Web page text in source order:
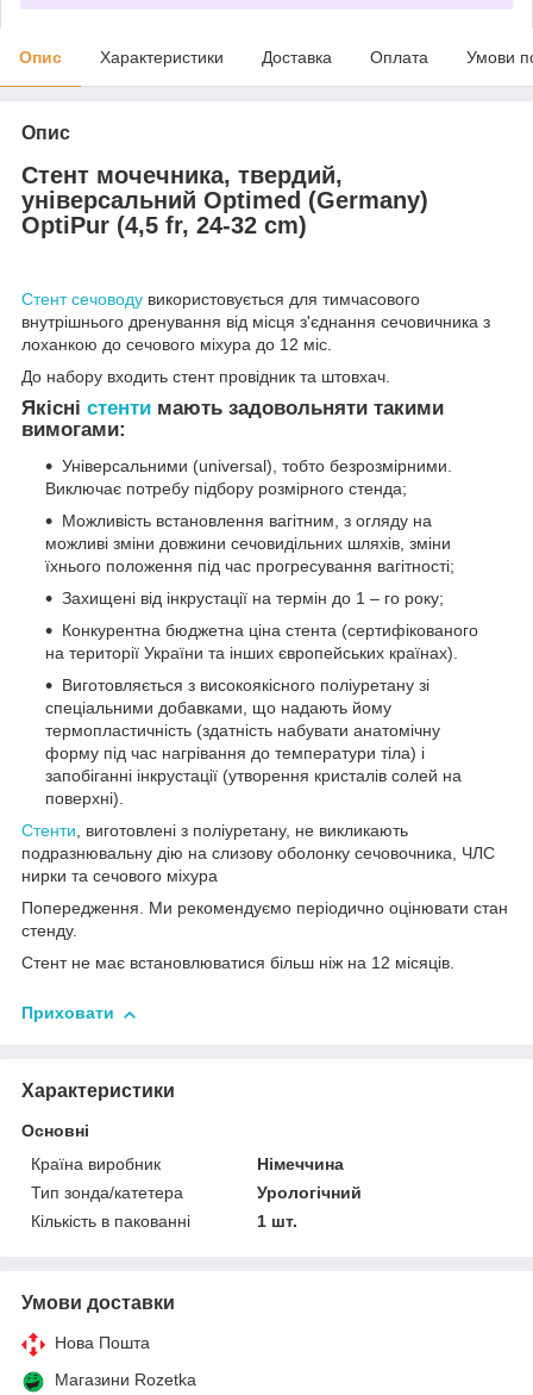
Опис Характеристики Доставка Оплата Умови
Опис
Стент мочечника, твердий,
універсальний Optimed (Germany)
OptiPur (4,5 fr, 24-32 cm)
Стент сечоводу використовується для тимчасового
внутрішнього дренування від місця з'єднання сечовичника з
лоханкою до сечового міхура до 12 міс.
До набору входить стент провідник та штовхач.
Якісні стенти мають задовольняти такими
вимогами:
Універсальними (universal), тобто безрозмірними.
Виключає потребу підбору розмірного стенда;
Можливість встановлення вагітним, з огляду на
можливі зміни довжини сечовидільних шляхів, зміни
їхнього положення під час прогресування вагітності;
Захищені від інкрустації на термін до 1 – го року;
Конкурентна бюджетна ціна стента (сертифікованого
на території України та інших європейських країнах).
Виготовляється з високоякісного поліуретану зі
спеціальними добавками, що надають йому
термопластичність (здатність набувати анатомічну
форму під час нагрівання до температури тіла) і
запобіганні інкрустації (утворення кристалів солей на
поверхні).
Стенти, виготовлені з поліуретану, не викликають
подразнювальну дію на слизову оболонку сечовочника, ЧЛС
нирки та сечового міхура
Попередження. Ми рекомендуємо періодично оцінювати стан
стенду.
Стент не має встановлюватися більш ніж на 12 місяців.
Приховати
Характеристики
Основні
Країна виробник
Німеччина
Тип зонда/катетера
Урологічний
Кількість в пакованні
1 шт.
Умови доставки
Нова Пошта
Магазини Rozetka